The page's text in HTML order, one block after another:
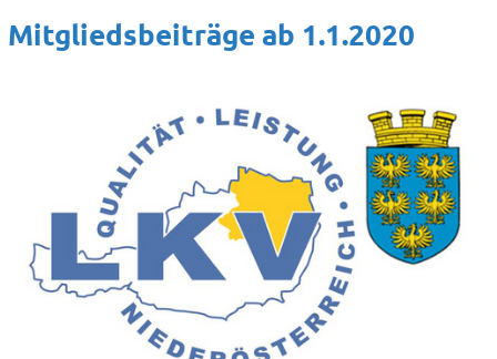
Mitgliedsbeiträge ab 1.1.2020